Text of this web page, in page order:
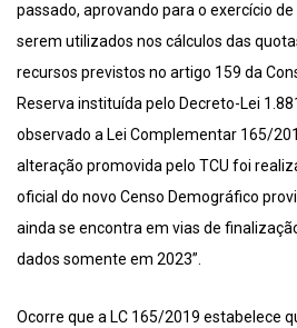
passado, aprovando para o exercício
serem utilizados nos cálculos das
recursos previstos no artigo 159 da
Reserva instituída pelo Decreto-Lei
observado a Lei Complementar 165/
alteração promovida pelo TCU foi
oficial do novo Censo Demográfico
ainda se encontra em vias de
dados somente em 2023”.
Ocorre que a LC 165/2019 estabelece